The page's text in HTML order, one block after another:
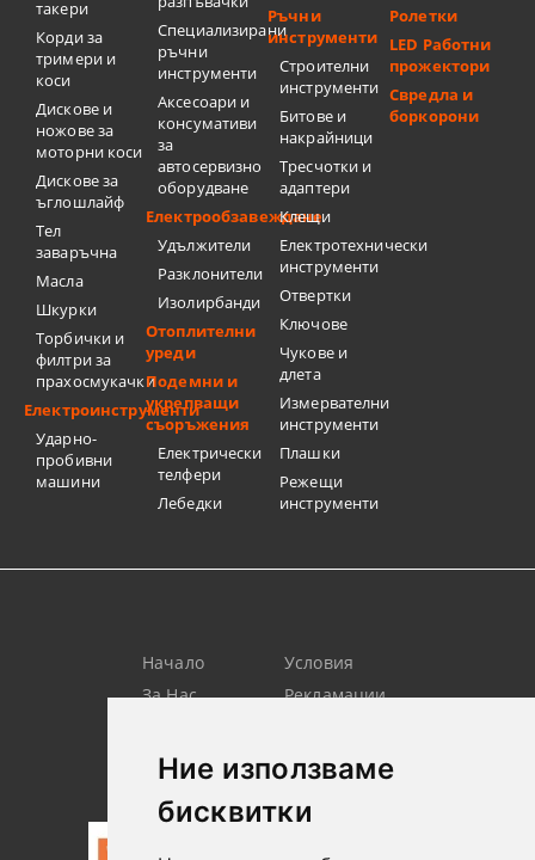
Ние използваме
бисквитки
такери
Корди за
тримери и
коси
Дискове и
ножове за
моторни коси
Дискове за
ъглошлайф
Тел
заваръчна
Масла
Шкурки
Торбички и
филтри за
прахосмукачки
Електроинструменти
Ударно-
пробивни
машини
Специализирани
ръчни
инструменти
Аксесоари и
консумативи
за
автосервизно
оборудване
Електрообзавеждане
Удължители
Разклонители
Изолирбанди
Отоплителни
уреди
Подемни и
укрепващи
съоръжения
Електрически
телфери
Лебедки
Ръчни
инструменти
Строителни
инструменти
Битове и
накрайници
Тресчотки и
адаптери
Клещи
Електротехнически
инструменти
Отвертки
Ключове
Чукове и
длета
Измервателни
инструменти
Плашки
Режещи
инструменти
Ролетки
LED Работни
прожектори
Свредла и
боркорони
Начало
За Нас
Лични
Данни
Условия
Рекламации
Новини